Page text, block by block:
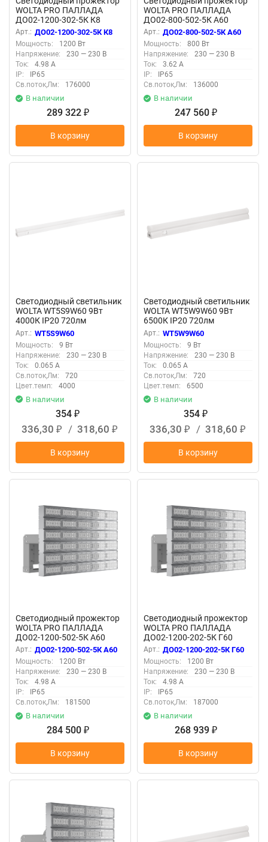
WOLTA PRO ПАЛЛАДА
ДО02-1200-302-5К К8
Прозрачный
Арт.: ДО02-1200-302-5К К8
Мощность:
1200 Вт
Напряжение:
230 — 230 В
Ток:
4.98 А
IP:
IP65
Св.поток,Лм:
176000
В наличии
289 322 ₽
В корзину
WOLTA PRO ПАЛЛАДА
ДО02-800-502-5К А60
Прозрачный
Арт.: ДО02-800-502-5К А60
Мощность:
800 Вт
Напряжение:
230 — 230 В
Ток:
3.62 А
IP:
IP65
Св.поток,Лм:
136000
В наличии
247 560 ₽
В корзину
Светодиодный светильник
WOLTA WT5S9W60 9Вт
4000К IP20 720лм
соединяемый в линию
Арт.: WT5S9W60
Мощность:
9 Вт
Напряжение:
230 — 230 В
Ток:
0.065 А
Св.поток,Лм:
720
Цвет.темп:
4000
В наличии
354 ₽
336,30 ₽ / 318,60 ₽
В корзину
Светодиодный светильник
WOLTA WT5W9W60 9Вт
6500К IP20 720лм
соединяемый в линию
Арт.: WT5W9W60
Мощность:
9 Вт
Напряжение:
230 — 230 В
Ток:
0.065 А
Св.поток,Лм:
720
Цвет.темп:
6500
В наличии
354 ₽
336,30 ₽ / 318,60 ₽
В корзину
Светодиодный прожектор
WOLTA PRO ПАЛЛАДА
ДО02-1200-502-5К А60
Прозрачный
Арт.: ДО02-1200-502-5К А60
Мощность:
1200 Вт
Напряжение:
230 — 230 В
Ток:
4.98 А
IP:
IP65
Св.поток,Лм:
181500
В наличии
284 500 ₽
В корзину
Светодиодный прожектор
WOLTA PRO ПАЛЛАДА
ДО02-1200-202-5К Г60
Прозрачный
Арт.: ДО02-1200-202-5К Г60
Мощность:
1200 Вт
Напряжение:
230 — 230 В
Ток:
4.98 А
IP:
IP65
Св.поток,Лм:
187000
В наличии
268 939 ₽
В корзину